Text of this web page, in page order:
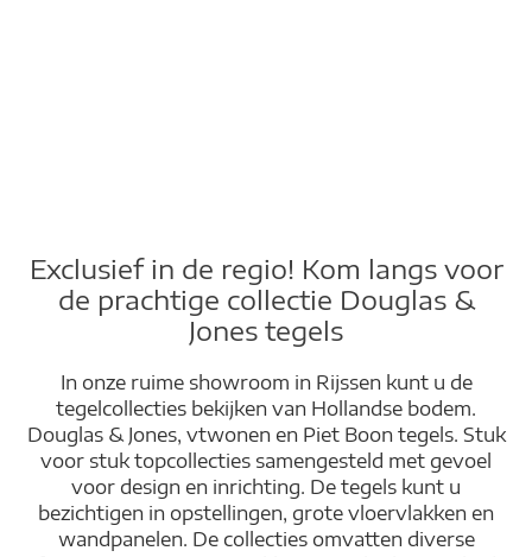
Exclusief in de regio! Kom langs voor
de prachtige collectie Douglas &
Jones tegels
In onze ruime showroom in Rijssen kunt u de
tegelcollecties bekijken van Hollandse bodem.
Douglas & Jones, vtwonen en Piet Boon tegels. Stuk
voor stuk topcollecties samengesteld met gevoel
voor design en inrichting. De tegels kunt u
bezichtigen in opstellingen, grote vloervlakken en
wandpanelen. De collecties omvatten diverse